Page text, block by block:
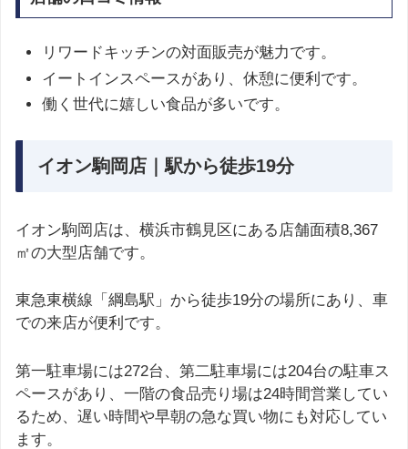
リワードキッチンの対面販売が魅力です。
イートインスペースがあり、休憩に便利です。
働く世代に嬉しい食品が多いです。
イオン駒岡店｜駅から徒歩19分
イオン駒岡店は、横浜市鶴見区にある店舗面積8,367
㎡の大型店舗です。
東急東横線「綱島駅」から徒歩19分の場所にあり、車
での来店が便利です。
第一駐車場には272台、第二駐車場には204台の駐車ス
ペースがあり、一階の食品売り場は24時間営業してい
るため、遅い時間や早朝の急な買い物にも対応してい
ます。